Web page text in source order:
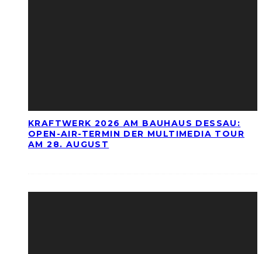
KRAFTWERK 2026 AM BAUHAUS DESSAU:
OPEN-AIR-TERMIN DER MULTIMEDIA TOUR
AM 28. AUGUST